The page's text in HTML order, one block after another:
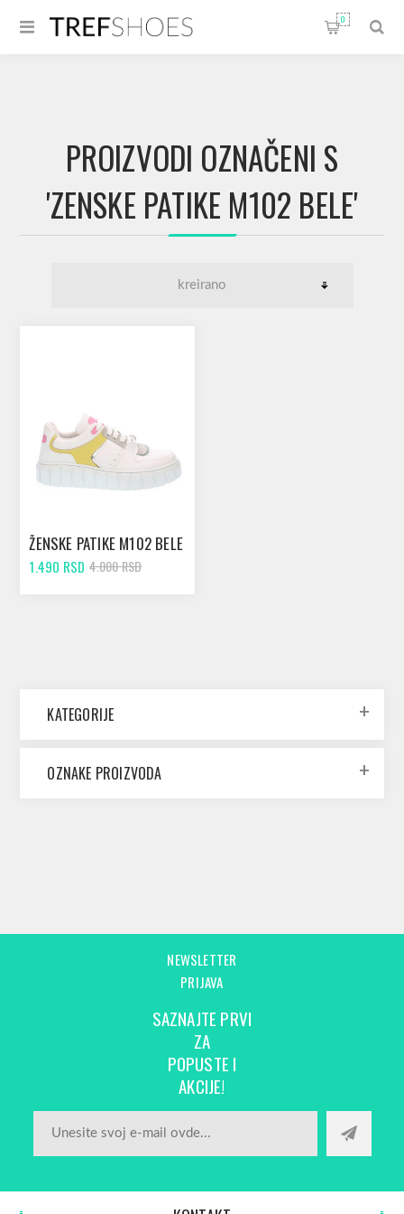
0
PROIZVODI OZNAČENI S
'ZENSKE PATIKE M102 BELE'
ŽENSKE PATIKE M102 BELE
1.490 RSD 4.000 RSD
KATEGORIJE
OZNAKE PROIZVODA
NEWSLETTER
PRIJAVA
SAZNAJTE PRVI
ZA
POPUSTE I
AKCIJE!